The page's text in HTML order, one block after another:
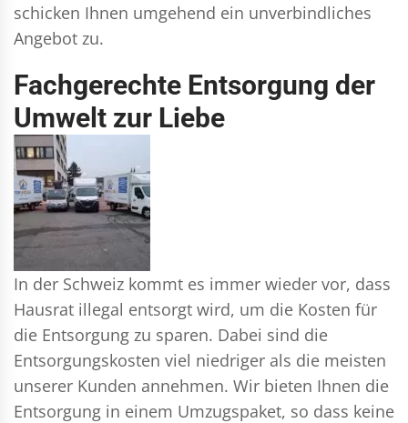
schicken Ihnen umgehend ein unverbindliches
Angebot zu.
Fachgerechte Entsorgung der
Umwelt zur Liebe
In der Schweiz kommt es immer wieder vor, dass
Hausrat illegal entsorgt wird, um die Kosten für
die Entsorgung zu sparen. Dabei sind die
Entsorgungskosten viel niedriger als die meisten
unserer Kunden annehmen. Wir bieten Ihnen die
Entsorgung in einem Umzugspaket, so dass keine